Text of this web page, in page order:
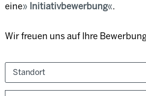
eine
Initiativbewerbung .
Wir freuen uns auf Ihre
Standort